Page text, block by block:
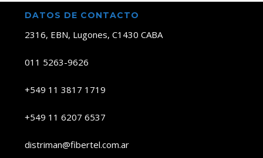
DATOS DE CONTACTO
2316, EBN, Lugones, C1430 CABA
011 5263-9626
+549 11 3817 1719
+549 11 6207 6537
distriman@fibertel.com.ar